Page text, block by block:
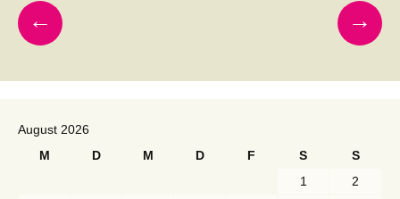
Beitragsnavigation
← →
August 2026
M
D M D F S
S
1
2